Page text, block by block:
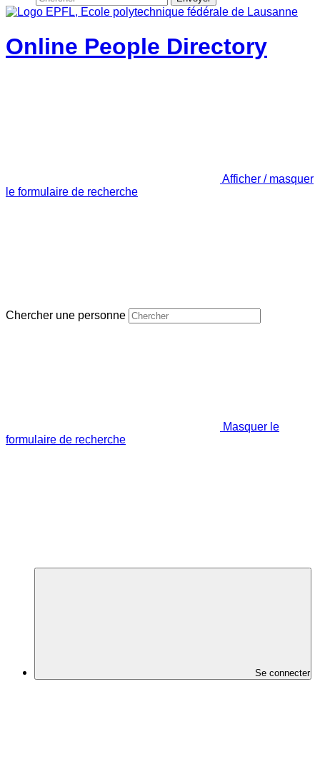
Online People Directory
Afficher / masquer
le formulaire de recherche
Chercher une personne
Masquer le
formulaire de recherche
Se connecter